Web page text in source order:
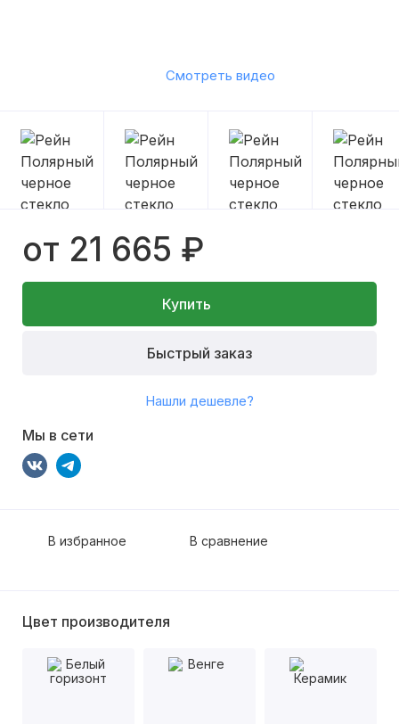
Смотреть видео
от 21 665 ₽
Купить
Быстрый заказ
Нашли дешевле?
Мы в сети
В избранное В сравнение
Цвет производителя